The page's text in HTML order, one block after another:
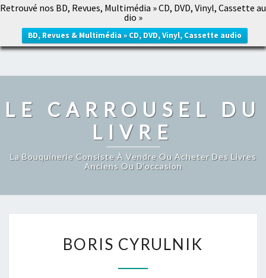
Retrouvé nos BD, Revues, Multimédia » CD, DVD, Vinyl, Cassette au
dio »
BD, Revues & Multimédia » CD, DVD, Vinyl, Cassette audio
LE CARROUSEL DU LIVRE
LE CARROUSEL DU
LIVRE
La Bouquinerie Consiste À Vendre Ou Acheter Des Livres
Anciens Ou D’occasion
CYRULNIK
BORIS CYRULNIK